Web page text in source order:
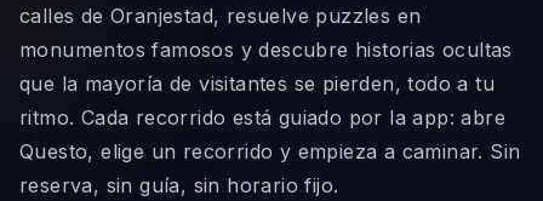
calles de Oranjestad, resuelve puzzles en
monumentos famosos y descubre historias ocultas
que la mayoría de visitantes se pierden, todo a tu
ritmo. Cada recorrido está guiado por la app: abre
Questo, elige un recorrido y empieza a caminar. Sin
reserva, sin guía, sin horario fijo.